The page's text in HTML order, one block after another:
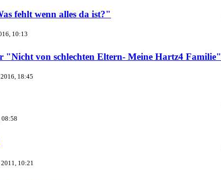
fehlt wenn alles da ist?"
10:13
"Nicht von schlechten Eltern- Meine Hartz4 Familie"
18:45
08:58
10:21